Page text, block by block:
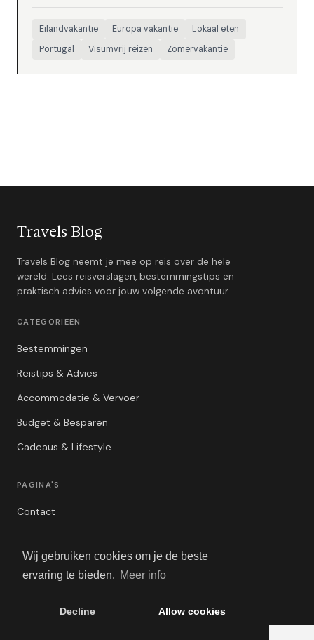
Wij gebruiken cookies om je de beste
ervaring te bieden. Meer info
Decline Allow cookies
Eilandvakantie Europa vakantie
Lokaal eten
Portugal
Visumvrij reizen Zomervakantie
Travels Blog
Travels Blog neemt je mee op reis over de hele
wereld. Lees reisverslagen, bestemmingstips en
praktisch advies voor jouw volgende avontuur.
CATEGORIEËN
Bestemmingen
Reistips & Advies
Accommodatie & Vervoer
Budget & Besparen
Cadeaus & Lifestyle
PAGINA'S
Contact
Algemene Voorwaarden
Adverteren